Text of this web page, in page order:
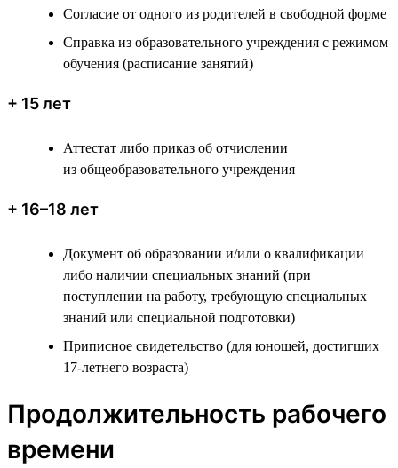
Согласие от одного из родителей в свободной форме
Справка из образовательного учреждения с режимом
обучения (расписание занятий)
+ 15 лет
Аттестат либо приказ об отчислении
из общеобразовательного учреждения
+ 16–18 лет
Документ об образовании и/или о квалификации
либо наличии специальных знаний (при
поступлении на работу, требующую специальных
знаний или специальной подготовки)
Приписное свидетельство (для юношей, достигших
17-летнего возраста)
Продолжительность рабочего
времени